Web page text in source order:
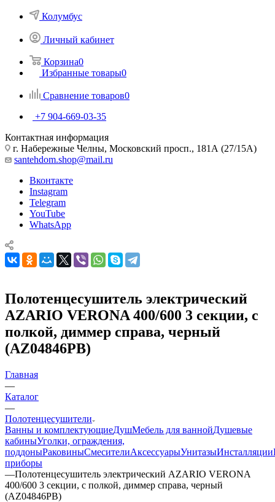
Колумбус
Личный кабинет
Корзина0
Избранные товары0
Сравнение товаров0
+7 904-669-03-35
Контактная информация
г. Набережные Челны, Московский просп., 181А (27/15А)
santehdom.shop@mail.ru
Вконтакте
Instagram
Telegram
YouTube
WhatsApp
Полотенцесушитель электрический
AZARIO VERONA 400/600 3 секции, с
полкой, диммер справа, черный
(AZ04846PB)
Главная
—
Каталог
—
Полотенцесушители
Ванны и комплектующиеДушМебель для ваннойДушевые
кабиныУголки, ограждения,
поддоныРаковиныСмесителиАксессуарыУнитазыИнсталляции
приборы
—Полотенцесушитель электрический AZARIO VERONA
400/600 3 секции, с полкой, диммер справа, черный
(AZ04846PB)